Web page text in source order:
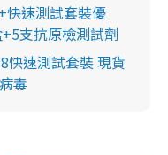
快速測試套裝優
支抗原檢測試劑
快速測試套裝 現貨
毒